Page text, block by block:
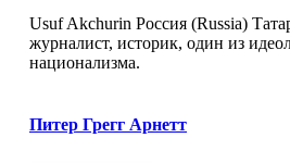
Usuf Akchurin Россия (Russia)
журналист, историк, один из
национализма.
Питер Грегг Арнетт